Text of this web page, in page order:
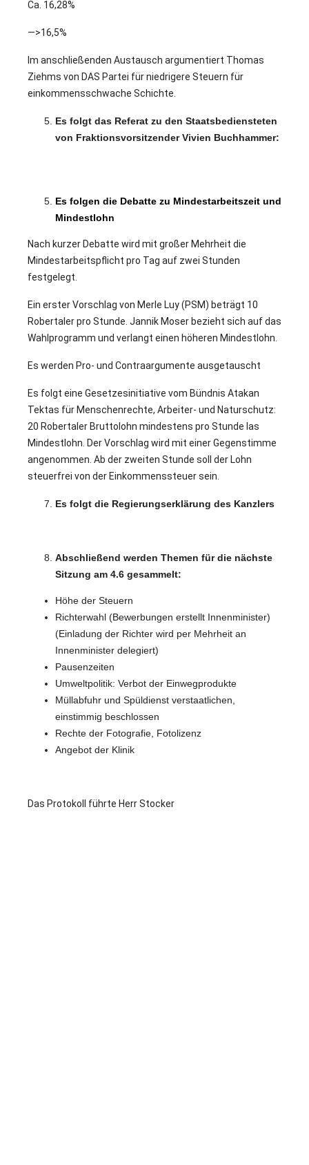
Ca. 16,28%
—>16,5%
Im anschließenden Austausch argumentiert Thomas
Ziehms von DAS Partei für niedrigere Steuern für
einkommensschwache Schichte.
Es folgt das Referat zu den Staatsbediensteten
von Fraktionsvorsitzender Vivien Buchhammer:
Es folgen die Debatte zu Mindestarbeitszeit und
Mindestlohn
Nach kurzer Debatte wird mit großer Mehrheit die
Mindestarbeitspflicht pro Tag auf zwei Stunden
festgelegt.
Ein erster Vorschlag von Merle Luy (PSM) beträgt 10
Robertaler pro Stunde. Jannik Moser bezieht sich auf das
Wahlprogramm und verlangt einen höheren Mindestlohn.
Es werden Pro- und Contraargumente ausgetauscht
Es folgt eine Gesetzesinitiative vom Bündnis Atakan
Tektas für Menschenrechte, Arbeiter- und Naturschutz:
20 Robertaler Bruttolohn mindestens pro Stunde las
Mindestlohn. Der Vorschlag wird mit einer Gegenstimme
angenommen. Ab der zweiten Stunde soll der Lohn
steuerfrei von der Einkommenssteuer sein.
Es folgt die Regierungserklärung des Kanzlers
Abschließend werden Themen für die nächste
Sitzung am 4.6 gesammelt:
Höhe der Steuern
Richterwahl (Bewerbungen erstellt Innenminister)
(Einladung der Richter wird per Mehrheit an
Innenminister delegiert)
Pausenzeiten
Umweltpolitik: Verbot der Einwegprodukte
Müllabfuhr und Spüldienst verstaatlichen,
einstimmig beschlossen
Rechte der Fotografie, Fotolizenz
Angebot der Klinik
Das Protokoll führte Herr Stocker